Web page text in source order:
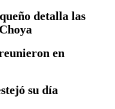
detalla las
en
su día